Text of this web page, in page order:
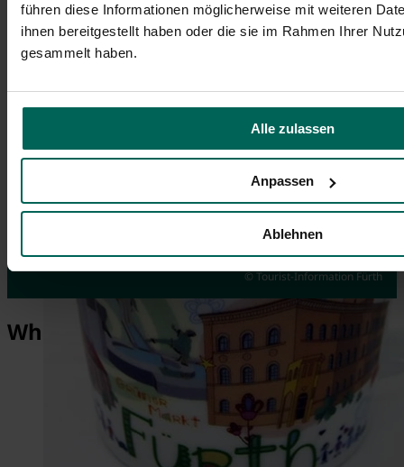
führen diese Informationen möglicherweise mit weiteren
ihnen bereitgestellt haben oder die sie im Rahmen Ihrer
gesammelt haben.
Alle zulassen
Anpassen
Ablehnen
Events
© Hans-Joachim Winckler
Guided City Tour via App
© Tim Händel
Souvenirs
© Tourist-Information Fürth
What makes Fürth so special?
1,014
Years of History